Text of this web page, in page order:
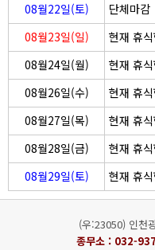
08월22일(토)
단체마감
08월23일(일)
현재 휴
08월24일(월)
현재 휴
08월26일(수)
현재 휴
08월27일(목)
현재 휴
08월28일(금)
현재 휴
08월29일(토)
현재 휴
(우:23050) 인천
종무소 : 032-